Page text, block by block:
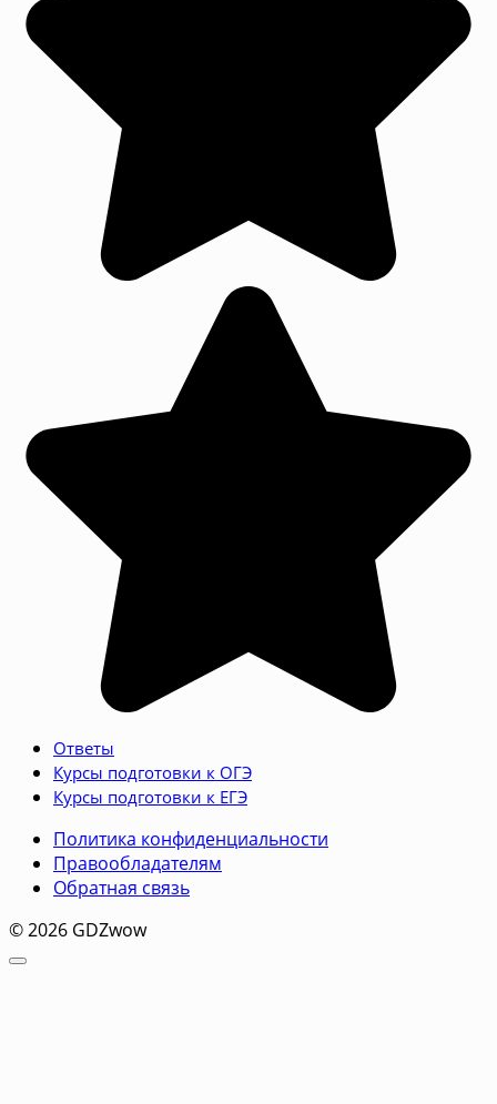
Ответы
Курсы подготовки к ОГЭ
Курсы подготовки к ЕГЭ
Политика конфиденциальности
Правообладателям
Обратная связь
© 2026 GDZwow